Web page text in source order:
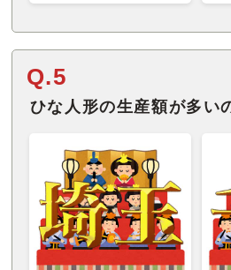
Q.5
ひな人形の生産額が多い